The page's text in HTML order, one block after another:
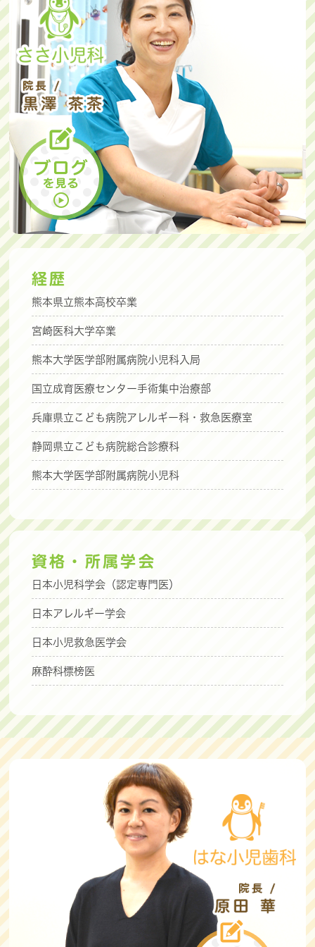
経歴
熊本県立熊本高校卒業
宮崎医科大学卒業
熊本大学医学部附属病院小児科入局
国立成育医療センター手術集中治療部
兵庫県立こども病院アレルギー科・救急医療室
静岡県立こども病院総合診療科
熊本大学医学部附属病院小児科
資格・所属学会
日本小児科学会（認定専門医）
日本アレルギー学会
日本小児救急医学会
麻酔科標榜医